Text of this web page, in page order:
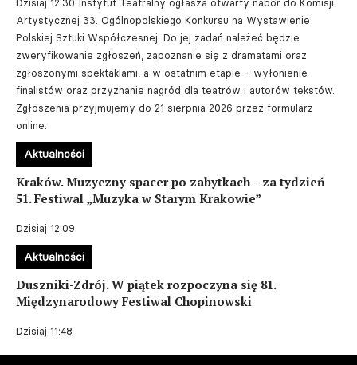
Dzisiaj 12:30 Instytut Teatralny ogłasza otwarty nabór do Komisji
Artystycznej 33. Ogólnopolskiego Konkursu na Wystawienie
Polskiej Sztuki Współczesnej. Do jej zadań należeć będzie
zweryfikowanie zgłoszeń, zapoznanie się z dramatami oraz
zgłoszonymi spektaklami, a w ostatnim etapie – wyłonienie
finalistów oraz przyznanie nagród dla teatrów i autorów tekstów.
Zgłoszenia przyjmujemy do 21 sierpnia 2026 przez formularz
online.
Kraków. Muzyczny spacer po zabytkach – za tydzień
51. Festiwal „Muzyka w Starym Krakowie”
Dzisiaj 12:09
Aktualności
Duszniki-Zdrój. W piątek rozpoczyna się 81.
Międzynarodowy Festiwal Chopinowski
Dzisiaj 11:48
Aktualności